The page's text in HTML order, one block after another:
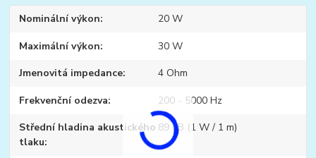
Nominální výkon 20 W
Maximální výkon 30 W
Jmenovitá impedance 4 Ohm
Frekvenční odezva 200 - 5000 Hz
Střední hladina akustického
tlaku
89 dB (1 W / 1 m)